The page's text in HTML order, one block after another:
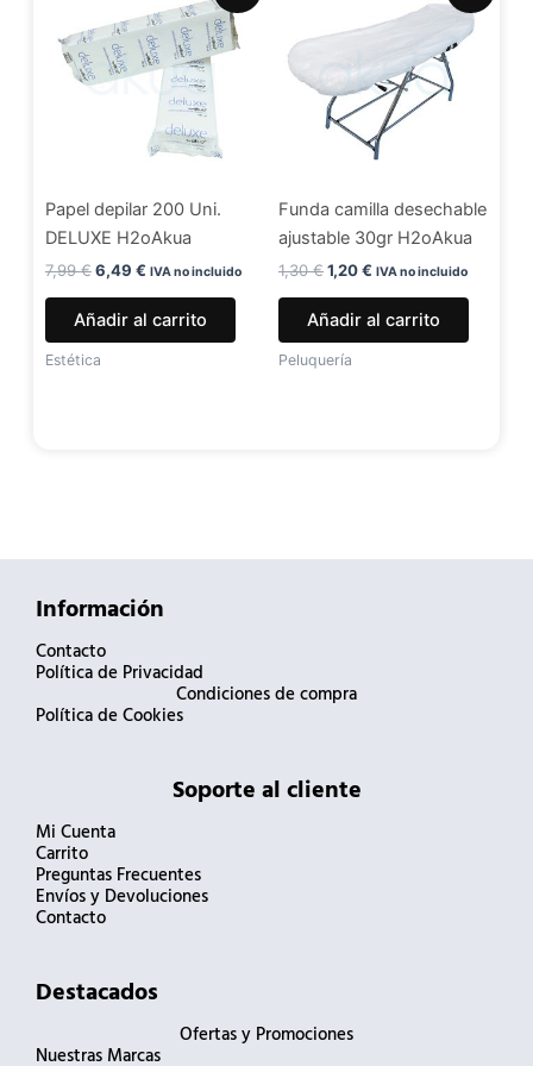
Papel depilar 200 Uni.
DELUXE H2oAkua
7,99€
original
era:
7,99 €.
6,49 €
actual
es:
6,49 €.
IVA no incluido
Añadir al carrito
Estética
Funda camilla desechable
ajustable 30gr H2oAkua
1,30€
original
era:
1,20€
actual
1,20 €.
IVA no incluido
Añadir al carrito
Peluquería
Información
Contacto
Política de Privacidad
Condiciones de compra
Política de Cookies
Soporte al cliente
Mi Cuenta
Carrito
Preguntas Frecuentes
Envíos y Devoluciones
Contacto
Destacados
Ofertas y Promociones
Nuestras Marcas